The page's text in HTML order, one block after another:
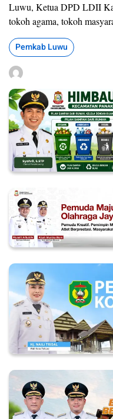
Luwu, Ketua DPD LDII
tokoh agama, tokoh
Pemkab Luwu